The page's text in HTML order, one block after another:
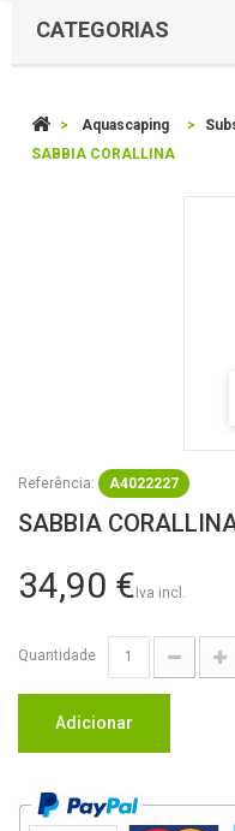
CATEGORIAS
> Aquascaping >
SABBIA CORALLINA
Referência: A4022227
SABBIA
34,90 €Iva incl.
Quantidade
Adicionar